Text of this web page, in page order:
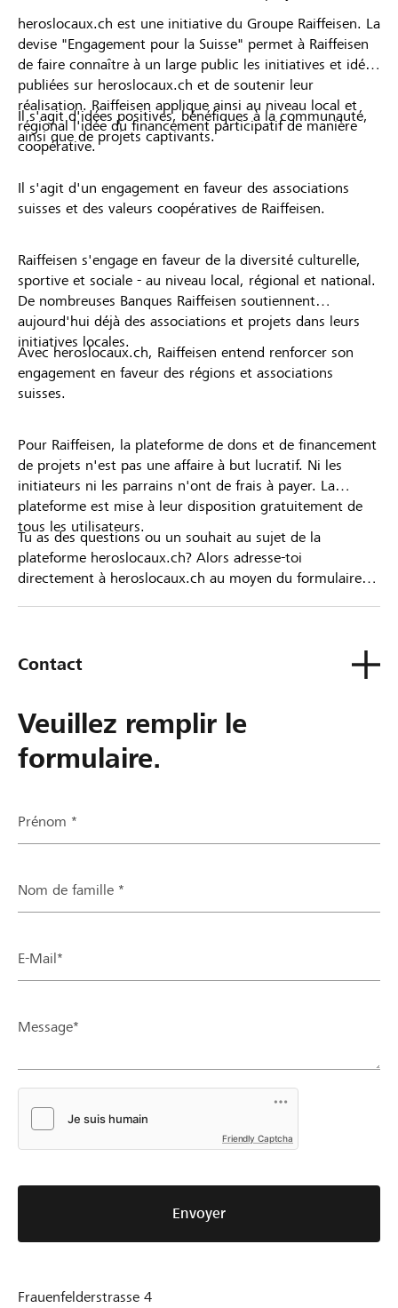
heroslocaux.ch est une initiative du Groupe Raiffeisen. La
devise "Engagement pour la Suisse" permet à Raiffeisen
de faire connaître à un large public les initiatives et idées
publiées sur heroslocaux.ch et de soutenir leur
réalisation. Raiffeisen applique ainsi au niveau local et
régional l'idée du financement participatif de manière
coopérative.
Il s'agit d'idées positives, bénéfiques à la communauté,
ainsi que de projets captivants.
Il s'agit d'un engagement en faveur des associations
suisses et des valeurs coopératives de Raiffeisen.
Raiffeisen s'engage en faveur de la diversité culturelle,
sportive et sociale - au niveau local, régional et national.
De nombreuses Banques Raiffeisen soutiennent
aujourd'hui déjà des associations et projets dans leurs
initiatives locales.
Avec heroslocaux.ch, Raiffeisen entend renforcer son
engagement en faveur des régions et associations
suisses.
Pour Raiffeisen, la plateforme de dons et de financement
de projets n'est pas une affaire à but lucratif. Ni les
initiateurs ni les parrains n'ont de frais à payer. La
plateforme est mise à leur disposition gratuitement de
tous les utilisateurs.
Tu as des questions ou un souhait au sujet de la
plateforme heroslocaux.ch? Alors adresse-toi
directement à heroslocaux.ch au moyen du formulaire
Contact
Veuillez remplir le
formulaire.
Prénom *
Nom de famille *
E-Mail*
Message*
Friendly Captcha
Envoyer
Frauenfelderstrasse 4